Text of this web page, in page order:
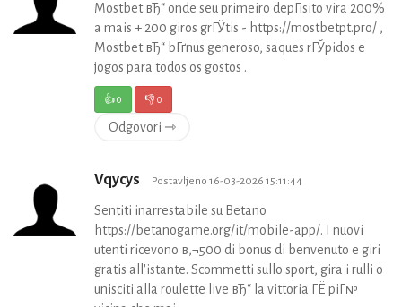
Mostbet вЂ“ onde seu primeiro depГіsito vira 200%
a mais + 200 giros grГЎtis - https://mostbetpt.pro/ ,
Mostbet вЂ“ bГґnus generoso, saques rГЎpidos e
jogos para todos os gostos .
👍0 👎0
Odgovori ⇾
Vqycys Postavljeno 16-03-2026 15:11:44
Sentiti inarrestabile su Betano
https://betanogame.org/it/mobile-app/. I nuovi
utenti ricevono в‚¬500 di bonus di benvenuto e giri
gratis all'istante. Scommetti sullo sport, gira i rulli o
unisciti alla roulette live вЂ“ la vittoria ГЁ piГ№